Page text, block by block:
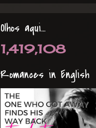
Olhos aqui...
1,419,108
Romances in English